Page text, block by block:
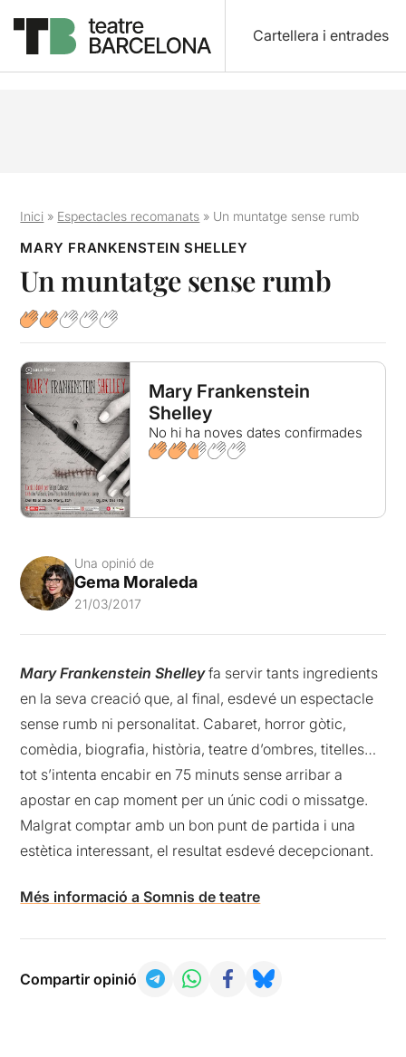
Cartellera i entrades
Inici » Espectacles recomanats » Un muntatge sense rumb
MARY FRANKENSTEIN SHELLEY
Un muntatge sense rumb
Mary Frankenstein
Shelley
No hi ha noves dates confirmades
Una opinió de
Gema Moraleda
21/03/2017
Mary Frankenstein Shelleyfa servir tants ingredients
en la seva creació que, al final, esdevé un espectacle
sense rumb ni personalitat. Cabaret, horror gòtic,
comèdia, biografia, història, teatre d’ombres, titelles…
tot s’intenta encabir en 75 minuts sense arribar a
apostar en cap moment per un únic codi o missatge.
Malgrat comptar amb un bon punt de partida i una
estètica interessant, el resultat esdevé decepcionant.
Més informació a Somnis de teatre
Compartir opinió